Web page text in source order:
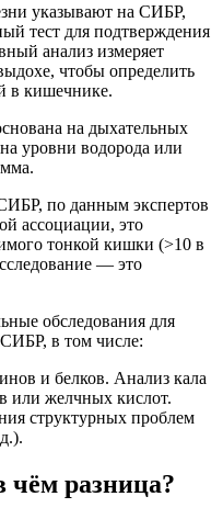
указывают на СИБР,
тест для подтверждения
анализ измеряет
чтобы определить
в кишечнике.
на дыхательных
уровни водорода или
по данным экспертов
ассоциации, это
тонкой кишки (>10 в
— это
обследования для
в том числе:
и белков. Анализ кала
или желчных кислот.
структурных проблем
разница?